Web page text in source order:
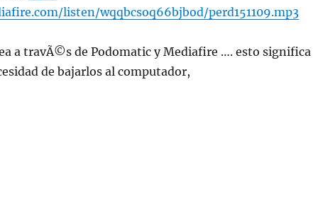
listen/wqqbcsoq66bjbod/perd151109.mp3
a travÃ©s de Podomatic y Mediafire …. esto significa
de bajarlos al computador,